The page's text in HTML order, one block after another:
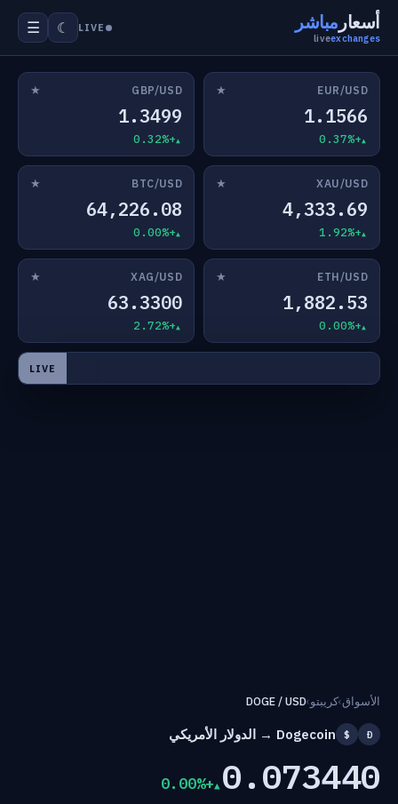
أسعار مباشر
liveexchanges
LIVE
☾
☰
EUR/USD
★
1.1566
+0.37%
GBP/USD
★
1.3499
+0.32%
XAU/USD
★
4,333.69
+1.92%
BTC/USD
★
64,226.08
+0.00%
ETH/USD
★
1,882.53
+0.00%
XAG/USD
★
63.3300
+2.72%
LIVE
الأسواق›كريبتو›
DOGE / USD
Ð
$ Dogecoin → الدولار الأمريكي
0.073440
+0.00%